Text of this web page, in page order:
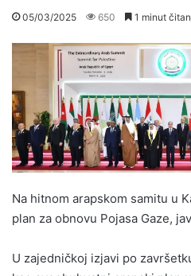
05/03/2025 650 1 minut
Na hitnom arapskom samitu u
plan za obnovu Pojasa Gaze,
U zajedničkoj izjavi po